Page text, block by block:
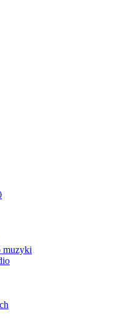
muzyki